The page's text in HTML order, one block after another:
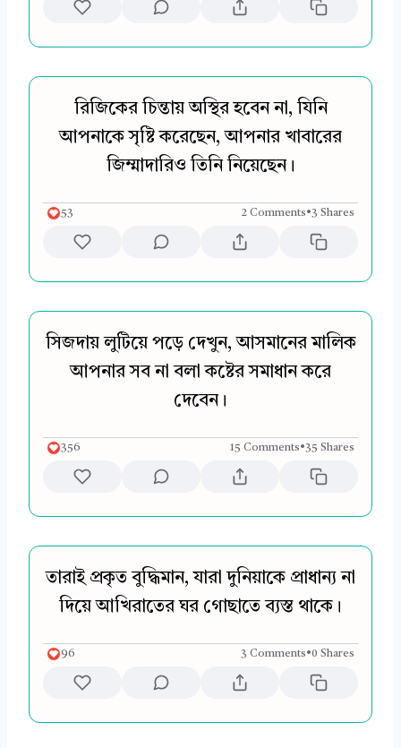
রিজিকের চিন্তায় অস্থির হবেন না, যিনি
আপনাকে সৃষ্টি করেছেন, আপনার খাবারের
জিম্মাদারিও তিনি নিয়েছেন।
53 2 Comments•3 Shares
সিজদায় লুটিয়ে পড়ে দেখুন, আসমানের মালিক
আপনার সব না বলা কষ্টের সমাধান করে
দেবেন।
356 15 Comments•35 Shares
তারাই প্রকৃত বুদ্ধিমান, যারা দুনিয়াকে প্রাধান্য না
দিয়ে আখিরাতের ঘর গোছাতে ব্যস্ত থাকে।
96 3 Comments•0 Shares